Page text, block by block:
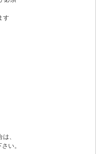
す
、
い。